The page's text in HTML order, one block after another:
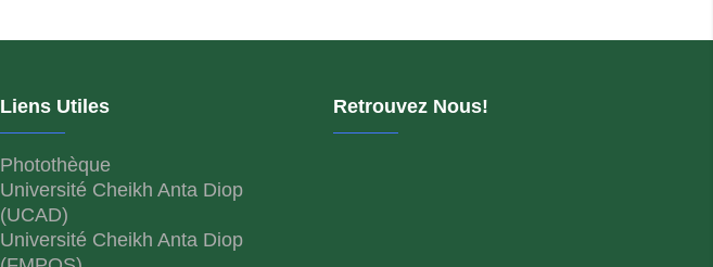
Liens Utiles
Photothèque
Université Cheikh Anta Diop
(UCAD)
Université Cheikh Anta Diop
Retrouvez Nous!